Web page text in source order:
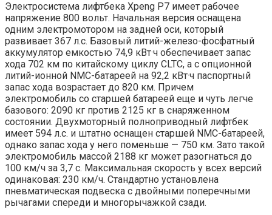
Электросистема лифтбека Xpeng P7 имеет рабочее
напряжение 800 вольт. Начальная версия оснащена
одним электромотором на задней оси, который
развивает 367 л.с. Базовый литий-железо-фосфатный
аккумулятор емкостью 74,9 кВт·ч обеспечивает запас
хода 702 км по китайскому циклу CLTC, а с опционной
литий-ионной NMC-батареей на 92,2 кВт·ч паспортный
запас хода возрастает до 820 км. Причем
электромобиль со старшей батареей еще и чуть легче
базового: 2090 кг против 2125 кг в снаряженном
состоянии. Двухмоторный полноприводный лифтбек
имеет 594 л.с. и штатно оснащен старшей NMC-батареей,
однако запас хода у него поменьше — 750 км. Зато такой
электромобиль массой 2188 кг может разогнаться до
100 км/ч за 3,7 с. Максимальная скорость у всех версий
одинаковая: 230 км/ч. Стандартно установлена
пневматическая подвеска с двойными поперечными
рычагами спереди и многорычажкой сзади.